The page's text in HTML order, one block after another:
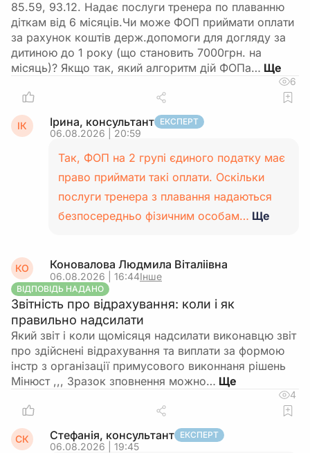
85.59, 93.12. Надає послуги тренера по плаванню
діткам від 6 місяців.Чи може ФОП приймати оплати
за рахунок коштів держ.допомоги для догляду за
дитиною до 1 року (що становить 7000грн. на
місяць)? Якщо так, який алгоритм дій ФОПа…
6
ІК Ірина, консультант ЕКСПЕРТ
06.08.2026 | 20:59
Так, ФОП на 2 групі єдиного податку має
право приймати такі оплати. Оскільки
послуги тренера з плавання надаються
безпосередньо фізичним особам… Ще
КО Коновалова Людмила Віталіівна
06.08.2026 | 16:44Інше
ВІДПОВІДЬ НАДАНО
Звітність про відрахування: коли і як
правильно надсилати
Який звіт і коли щомісяця надсилати виконавцю звіт
про здійснені відрахування та виплати за формою
інстр з організації примусового виконнаня рішень
Мінюст ,,, Зразок зповнення можно…
4
СК Стефанія, консультант ЕКСПЕРТ
06.08.2026 | 19:45